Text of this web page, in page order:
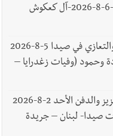
وفاة الحاجة رقية محمد حمودة -الدفن -6-8-2026-آل كعكوش
وفاة مصطفى محمد موسى 3-8-2026 والتعازي في صيدا 5-8-2026
وحمود (وفيات زغدرايا –
وفاة الشاب موسى محمد خلف عبد العزيز والدفن الأحد 2-8-2026
صيدا- لبنان – جريدة